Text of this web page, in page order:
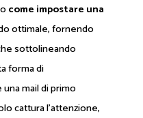
come impostare una
ottimale, fornendo
sottolineando
forma di
mail di primo
cattura l'attenzione,